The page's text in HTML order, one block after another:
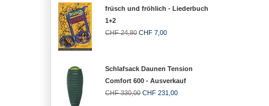
früsch und fröhlich - Liederbuch
1+2
CHF 24,80 CHF 7,00
Schlafsack Daunen Tension
Comfort 600 - Ausverkauf
CHF 330,00 CHF 231,00